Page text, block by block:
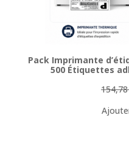
Pack Imprimante
500 Étiquettes